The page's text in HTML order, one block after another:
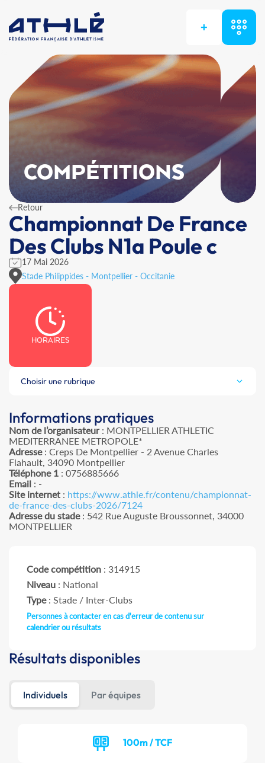
+
COMPÉTITIONS
Retour
Championnat De France
Des Clubs N1a Poule c
17 Mai 2026
Stade Philippides - Montpellier - Occitanie
HORAIRES
Choisir une rubrique
Informations pratiques
Nom de l’organisateur: MONTPELLIER ATHLETIC
MEDITERRANEE METROPOLE*
Adresse: Creps De Montpellier - 2 Avenue Charles
Flahault, 34090 Montpellier
Téléphone 1 : 0756885666
Email : -
Site internet : https://www.athle.fr/contenu/championnat-
de-france-des-clubs-2026/7124
Adresse du stade: 542 Rue Auguste Broussonnet, 34000
MONTPELLIER
Code compétition : 314915
Niveau : National
Type: Stade / Inter-Clubs
Personnes à contacter en cas d'erreur de contenu sur
calendrier ou résultats
Résultats disponibles
Individuels Par équipes
100m / TCF